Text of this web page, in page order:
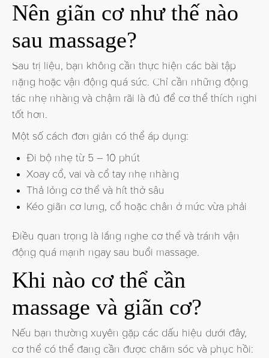
Nên giãn cơ như thế nào
sau massage?
Sau trị liệu, bạn không cần thực hiện các bài tập
nặng hoặc vận động quá sức. Chỉ cần những động
tác nhẹ nhàng và chậm rãi là đủ để cơ thể thích nghi
tốt hơn.
Một số cách đơn giản có thể áp dụng:
Đi bộ nhẹ từ 5 – 10 phút
Xoay cổ, vai và cổ tay nhẹ nhàng
Thả lỏng cơ thể và hít thở sâu
Kéo giãn cơ lưng, cổ hoặc chân ở mức vừa phải
Điều quan trọng là lắng nghe cơ thể và tránh vận
động quá mạnh ngay sau buổi massage.
Khi nào cơ thể cần
massage và giãn cơ?
Nếu bạn thường xuyên gặp các dấu hiệu dưới đây,
cơ thể có thể đang cần được chăm sóc và phục hồi: